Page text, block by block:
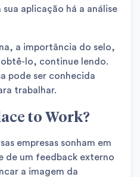
aplicação há a análise
a importância do selo,
lo, continue lendo.
pode ser conhecida
trabalhar.
to Work?
empresas sonham em
de um feedback externo
a imagem da